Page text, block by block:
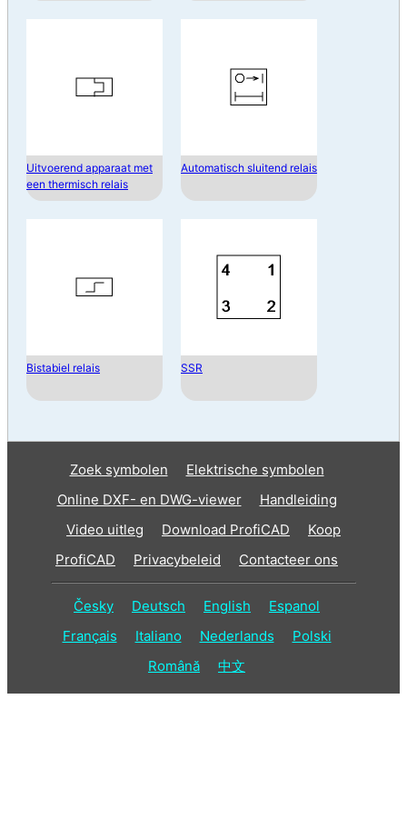
Uitvoerend apparaat met
een thermisch relais
Automatisch sluitend relais
Bistabiel relais SSR
Zoek symbolen
Elektrische symbolen
Online DXF- en DWG-viewer
Handleiding
Video uitleg
Download ProfiCAD
Koop
ProfiCAD
Privacybeleid Contacteer ons
Česky Deutsch English
Espanol
Français
Italiano Nederlands
Polski
Română
中文